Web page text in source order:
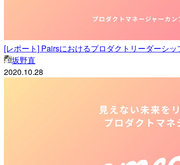
[レポート] Pairsにおけるプロダクトリーダーシ
坂野直
2020.10.28